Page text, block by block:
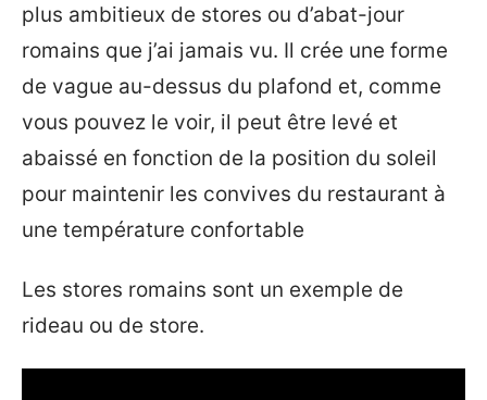
plus ambitieux de stores ou d’abat-jour
romains que j’ai jamais vu. Il crée une forme
de vague au-dessus du plafond et, comme
vous pouvez le voir, il peut être levé et
abaissé en fonction de la position du soleil
pour maintenir les convives du restaurant à
une température confortable
Les stores romains sont un exemple de
rideau ou de store.